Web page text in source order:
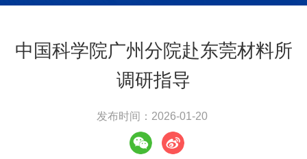
中国科学院广州分院赴东莞材料所
调研指导
发布时间：2026-01-20